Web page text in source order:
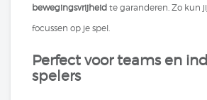
bewegingsvrijheid te garanderen. Zo kun
focussen op je spel.
Perfect voor teams en
spelers